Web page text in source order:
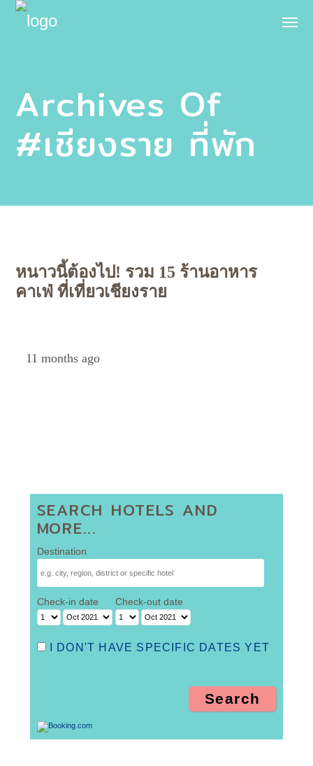
Archives Of
#เชียงราย ที่พัก
หนาวนี้ต้องไป! รวม 15 ร้านอาหาร
คาเฟ่ ที่เที่ยวเชียงราย
11 months ago
SEARCH HOTELS AND
MORE...
Destination
Check-in date Check-out date
I DON'T HAVE SPECIFIC DATES YET